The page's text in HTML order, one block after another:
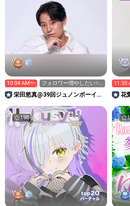
10:04 AM〜
フォロワー増やしたい✨
応援お願いします🙇‍♂️
栄田悠真@39回ジュノンボーイ挑
11:35
花
198
top20
バーチャル